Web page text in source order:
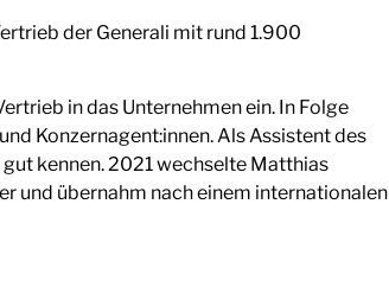
der Generali mit rund 1.900
in das Unternehmen ein. In Folge
Konzernagent:innen. Als Assistent des
kennen. 2021 wechselte Matthias
und übernahm nach einem internationalen